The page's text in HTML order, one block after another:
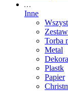
Inne
Zestaw
Torba
Metal
Plastk
Papier